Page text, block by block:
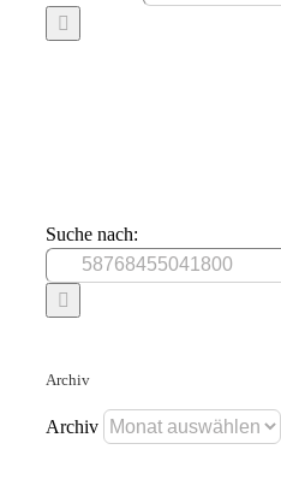
Suche nach:
Archiv
Archiv